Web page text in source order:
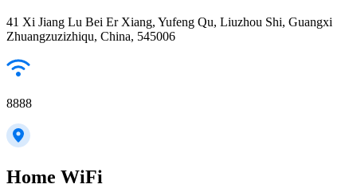
41 Xi Jiang Lu Bei Er Xiang, Yufeng Qu, Liuzhou Shi, Guangxi
Zhuangzuzizhiqu, China, 545006
8888
Home WiFi